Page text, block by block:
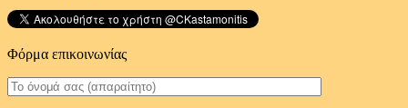
Φόρμα επικοινωνίας